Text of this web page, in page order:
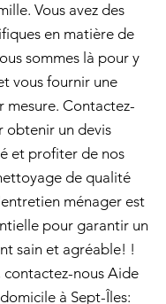
Vous avez des
en matière de
sommes là pour y
vous fournir une
mesure. Contactez-
obtenir un devis
et profiter de nos
de qualité
ménager est
pour garantir un
sain et agréable! !
contactez-nous Aide
à Sept-Îles: